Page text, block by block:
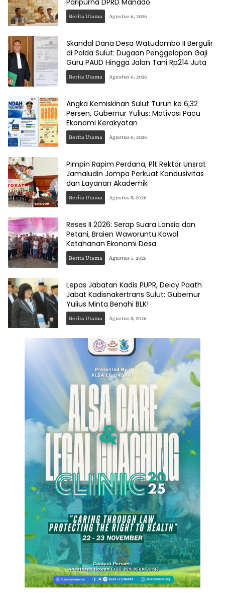
Paripurna DPRD Manado
Berita Utama Agustus 6, 2026
Skandal Dana Desa Watudambo II Bergulir
di Polda Sulut: Dugaan Penggelapan Gaji
Guru PAUD Hingga Jalan Tani Rp214 Juta
Berita Utama Agustus 6, 2026
Angka Kemiskinan Sulut Turun ke 6,32
Persen, Gubernur Yulius: Motivasi Pacu
Ekonomi Kerakyatan
Berita Utama Agustus 6, 2026
Pimpin Rapim Perdana, Plt Rektor Unsrat
Jamaludin Jompa Perkuat Kondusivitas
dan Layanan Akademik
Berita Utama Agustus 5, 2026
Reses II 2026: Serap Suara Lansia dan
Petani, Braien Waworuntu Kawal
Ketahanan Ekonomi Desa
Berita Utama Agustus 5, 2026
Lepas Jabatan Kadis PUPR, Deicy Paath
Jabat Kadisnakertrans Sulut: Gubernur
Yulius Minta Benahi BLK!
Berita Utama Agustus 5, 2026